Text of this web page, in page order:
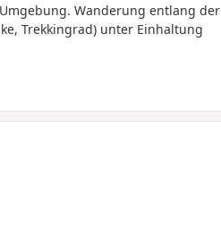
Wanderung entlang der
Trekkingrad) unter Einhaltung